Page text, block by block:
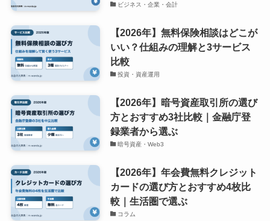
ビジネス・企業・会計
【2026年】無料保険相談はどこが
いい？仕組みの理解と3サービス
比較
投資・資産運用
【2026年】暗号資産取引所の選び
方とおすすめ3社比較｜金融庁登
録業者から選ぶ
暗号資産・Web3
【2026年】年会費無料クレジット
カードの選び方とおすすめ4枚比
較｜生活圏で選ぶ
コラム